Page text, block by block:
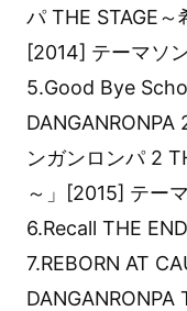
パ THE STAGE～
[2014] テーマソン
5.Good Bye
DANGANRONPA
ンガンロンパ 2
～」[2015] テーマ
6.Recall THE
7.REBORN AT
DANGANRONPA